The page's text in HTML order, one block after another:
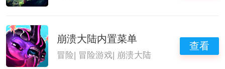
崩溃大陆内置菜单
冒险 冒险游戏 崩溃大陆
查看